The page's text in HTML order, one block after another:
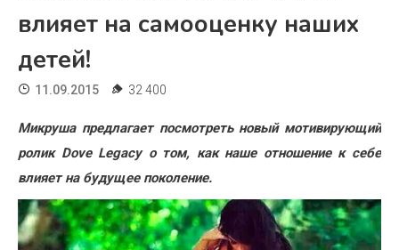
Жизнь
Хобби
Красота
Недвижимость
влияет на самооценку наших
детей!
11.09.2015 32 400
Микруша предлагает посмотреть новый мотивирующий
ролик Dove Legacy о том, как наше отношение к себе
влияет на будущее поколение.